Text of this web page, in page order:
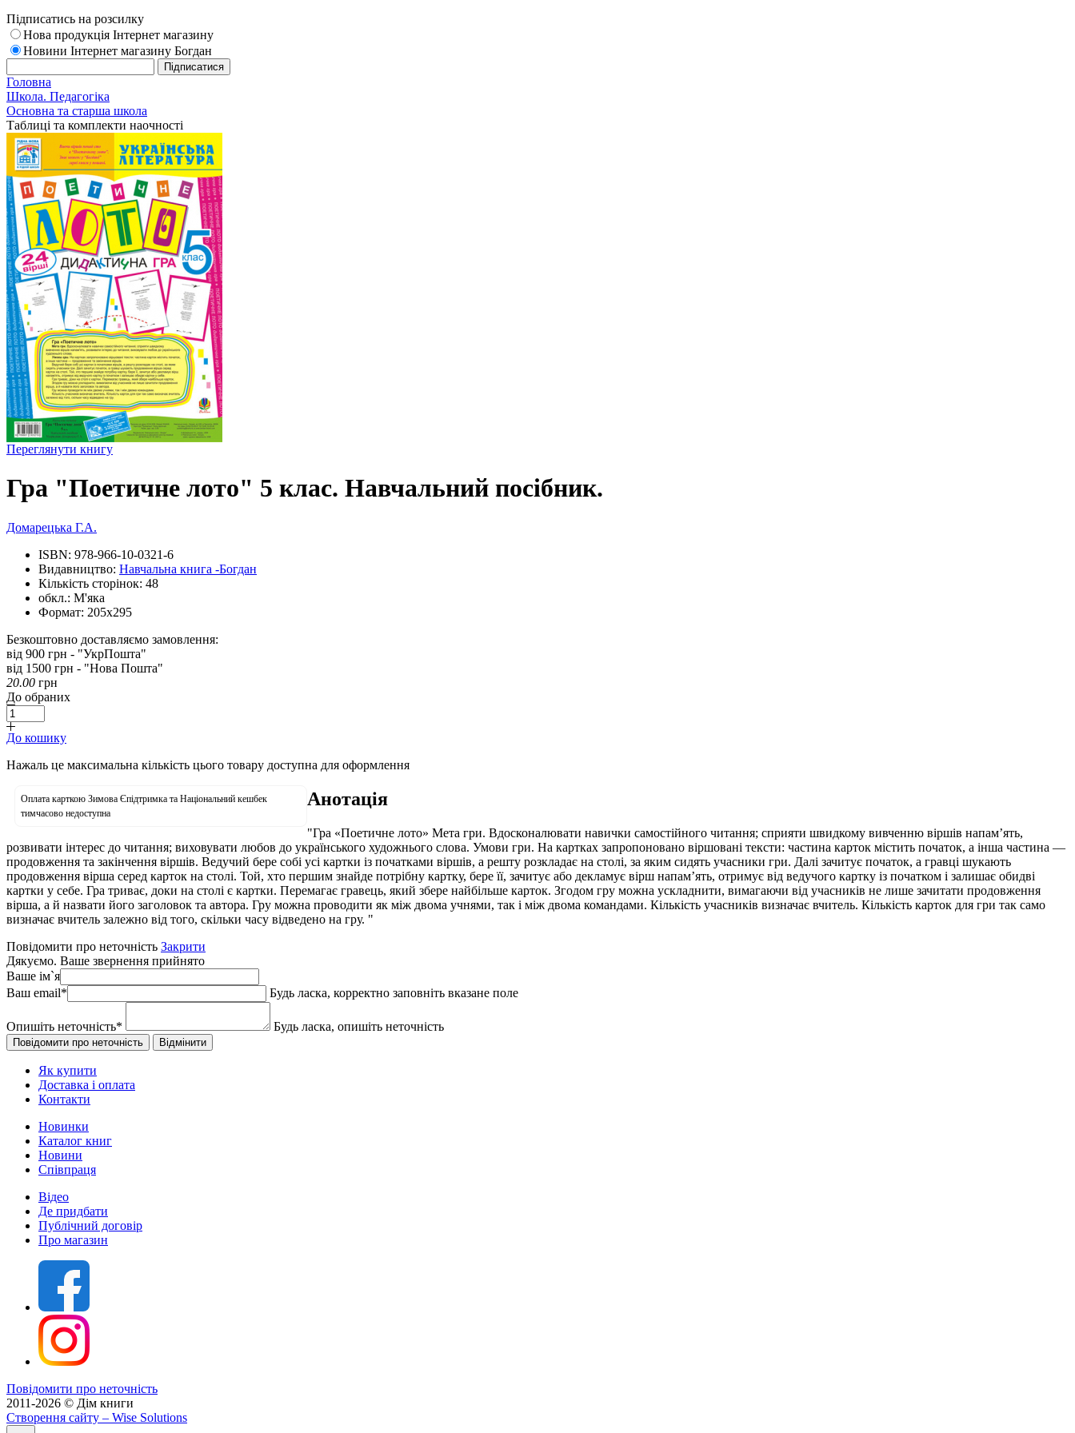
Підписатись на розсилку
Нова продукція Інтернет магазину
Новини Інтернет магазину Богдан
Головна
Школа. Педагогіка
Основна та старша школа
Таблиці та комплекти наочності
Переглянути книгу
Гра "Поетичне лото" 5 клас. Навчальний посібник.
Домарецька Г.А.
ISBN: 978-966-10-0321-6
Видавництво: Навчальна книга -Богдан
Кількість сторінок: 48
обкл.: М'яка
Формат: 205х295
Безкоштовно доставляємо замовлення:
від 900 грн - "УкрПошта"
від 1500 грн - "Нова Пошта"
20.00 грн
До обраних
До кошику
Нажаль це максимальна кількість цього товару доступна для оформлення
Оплата карткою Зимова Єпідтримка та Національний кешбек
тимчасово недоступна
Анотація
"Гра «Поетичне лото» Мета гри. Вдосконалювати навички самостійного читання; сприяти швидкому вивченню віршів напам’ять,
розвивати інтерес до читання; виховувати любов до українського художнього слова. Умови гри. На картках запропоновано віршовані тексти: частина карток містить початок, а інша частина —
продовження та закінчення віршів. Ведучий бере собі усі картки із початками віршів, а решту розкладає на столі, за яким сидять учасники гри. Далі зачитує початок, а гравці шукають
продовження вірша серед карток на столі. Той, хто першим знайде потрібну картку, бере її, зачитує або декламує вірш напам’ять, отримує від ведучого картку із початком і залишає обидві
картки у себе. Гра триває, доки на столі є картки. Перемагає гравець, який збере найбільше карток. Згодом гру можна ускладнити, вимагаючи від учасників не лише зачитати продовження
вірша, а й назвати його заголовок та автора. Гру можна проводити як між двома учнями, так і між двома командами. Кількість учасників визначає вчитель. Кількість карток для гри так само
визначає вчитель залежно від того, скільки часу відведено на гру. "
Повідомити про неточність Закрити
Дякуємо. Ваше звернення прийнято
Ваше ім`я
Ваш email* Будь ласка, корректно заповніть вказане поле
Опишіть неточність* Будь ласка, опишіть неточність
Як купити
Доставка і оплата
Контакти
Новинки
Каталог книг
Новини
Співпраця
Відео
Де придбати
Публічний договір
Про магазин
Повідомити про неточність
2011-2026 © Дім книги
Створення сайту – Wise Solutions